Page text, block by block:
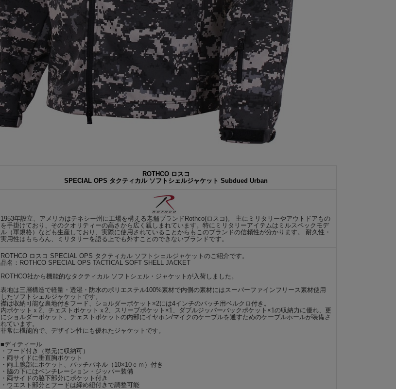
ROTHCO ロスコ
SPECIAL OPS タクティカル ソフトシェルジャケット Subdued Urban
1953年設立、アメリカはテネシー州に工場を構える老舗ブランドRothco(ロスコ)。 主にミリタリーやアウトドアもの
を手掛けており、そのクオリティーの高さから広く親しまれています。特にミリタリーアイテムはミルスペックモデ
ル（軍規格）なども生産しており、実際に使用されていることからもこのブランドの信頼性が分かります。 耐久性・
実用性はもちろん、ミリタリーを語る上でも外すことのできないブランドです。
ROTHCO ロスコ SPECIAL OPS タクティカル ソフトシェルジャケットのご紹介です。
品名：ROTHCO SPECIAL OPS TACTICAL SOFT SHELL JACKET
ROTHCO社から機能的なタクティカル ソフトシェル・ジャケットが入荷しました。
表地は三層構造で軽量・透湿・防水のポリエステル100%素材で内側の素材にはスーパーファインフリース素材使用
したソフトシェルジャケットです。
襟は収納可能な裏地付きフード、ショルダーポケット×2には4インチのパッチ用ベルクロ付き。
内ポケットｘ2、チェストポケットｘ2、スリーブポケット×1、ダブルジッパーバックポケット×1の収納力に優れ、更
にショルダーポケット、チェストポケットの内部にイヤホン/マイクのケーブルを通すためのケーブルホールが装備さ
れています。
非常に機能的で、デザイン性にも優れたジャケットです。
■ディティール
・フード付き（襟元に収納可）
・両サイドに垂直胸ポケット
・両上腕部にポケット、パッチパネル（10×10ｃｍ）付き
・脇の下にはベンチレーション・ジッパー装備
・両サイドの脇下部分にポケット付き
・ウエスト部分とフードは締め紐付きで調整可能